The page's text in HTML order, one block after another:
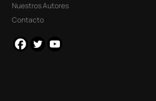
Nuestros Autores
Contacto